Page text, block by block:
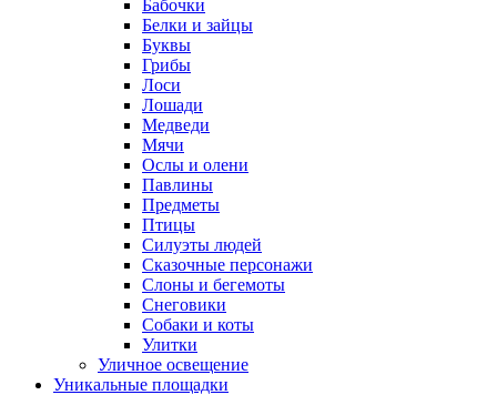
Бабочки
Белки и зайцы
Буквы
Грибы
Лоси
Лошади
Медведи
Мячи
Ослы и олени
Павлины
Предметы
Птицы
Силуэты людей
Сказочные персонажи
Слоны и бегемоты
Снеговики
Собаки и коты
Улитки
Уличное освещение
Уникальные площадки